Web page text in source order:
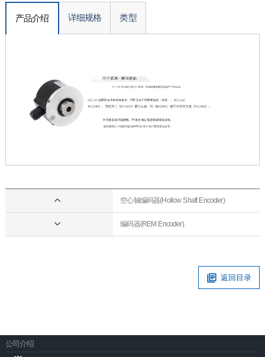
产品介绍 详细规格 类型
空心轴编码器(Hollow Shaft Encoder)
编码器(REM Encoder)
返回目录
公司介绍